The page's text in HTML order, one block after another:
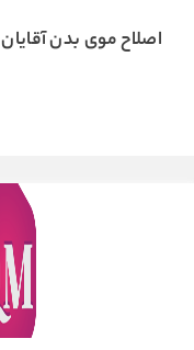
اصلاح موی بدن آقایان